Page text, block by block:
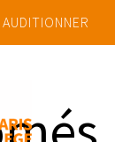
AUDITIONNER